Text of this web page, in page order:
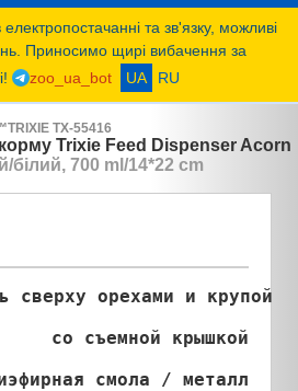
та зв'язку, можливі
Приносимо щирі вибачення за
zoo_ua_bot UA RU
TRIXIE TX-55416
Trixie Feed Dispenser Acorn
білий, 700 ml/14*22 cm
сверху орехами и крупой
со съемной крышкой
смола / металл